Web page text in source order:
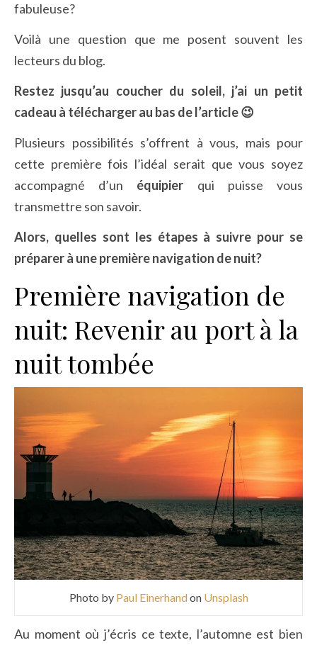
fabuleuse?
Voilà une question que me posent souvent les
lecteurs du blog.
Restez jusqu’au coucher du soleil, j’ai un petit
cadeau à télécharger au bas de l’article 😉
Plusieurs possibilités s’offrent à vous, mais pour
cette première fois l’idéal serait que vous soyez
accompagné d’un équipier qui puisse vous
transmettre son savoir.
Alors, quelles sont les étapes à suivre pour se
préparer à une première navigation de nuit?
Première navigation de
nuit: Revenir au port à la
nuit tombée
Photo by Paul Einerhandon Unsplash
Au moment où j’écris ce texte, l’automne est bien